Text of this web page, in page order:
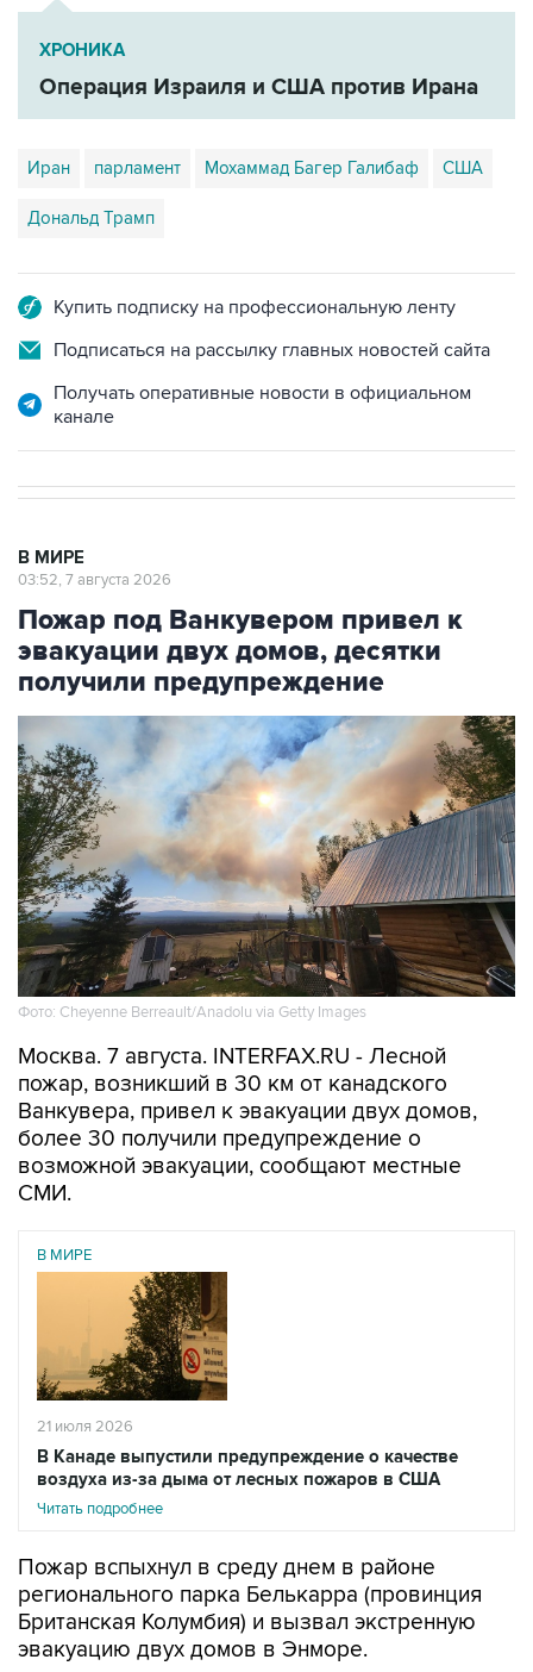
ХРОНИКА
Операция Израиля и США против Ирана
Иран парламент Мохаммад Багер Галибаф США
Дональд Трамп
Купить подписку на профессиональную ленту
Подписаться на рассылку главных новостей сайта
Получать оперативные новости в официальном
канале
В МИРЕ
03:52, 7 августа 2026
Пожар под Ванкувером привел к
эвакуации двух домов, десятки
получили предупреждение
Фото: Cheyenne Berreault/Anadolu via Getty Images
Москва. 7 августа. INTERFAX.RU - Лесной
пожар, возникший в 30 км от канадского
Ванкувера, привел к эвакуации двух домов,
более 30 получили предупреждение о
возможной эвакуации, сообщают местные
СМИ.
В МИРЕ
21 июля 2026
В Канаде выпустили предупреждение о качестве
воздуха из-за дыма от лесных пожаров в США
Читать подробнее
Пожар вспыхнул в среду днем в районе
регионального парка Белькарра (провинция
Британская Колумбия) и вызвал экстренную
эвакуацию двух домов в Энморе.